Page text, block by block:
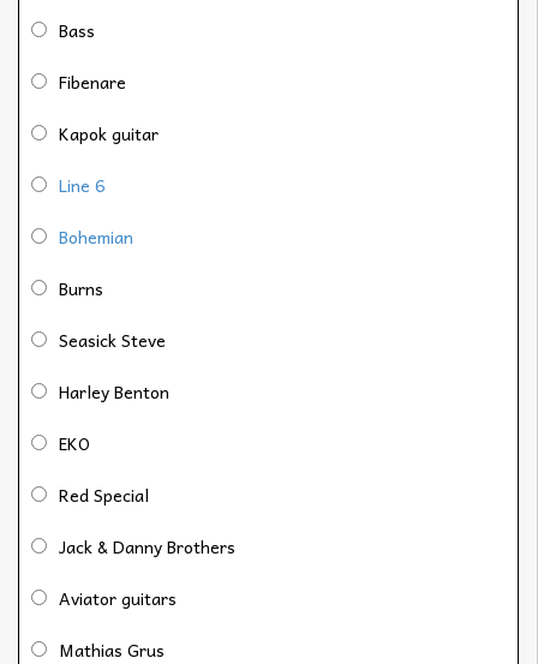
Bass
Fibenare
Kapok guitar
Line 6
Bohemian
Burns
Seasick Steve
Harley Benton
EKO
Red Special
Jack & Danny Brothers
Aviator guitars
Mathias Grus